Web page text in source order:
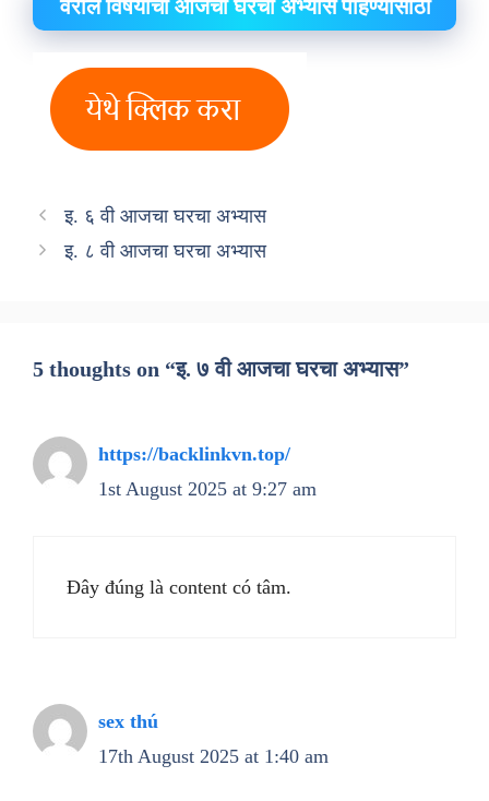
वरील विषयाचा आजचा घरचा अभ्यास पाहण्यासाठी
इ. ६ वी आजचा घरचा अभ्यास
इ. ८ वी आजचा घरचा अभ्यास
5 thoughts on “इ. ७ वी आजचा घरचा अभ्यास”
https://backlinkvn.top/
1st August 2025 at 9:27 am
Đây đúng là content có tâm.
sex thú
17th August 2025 at 1:40 am